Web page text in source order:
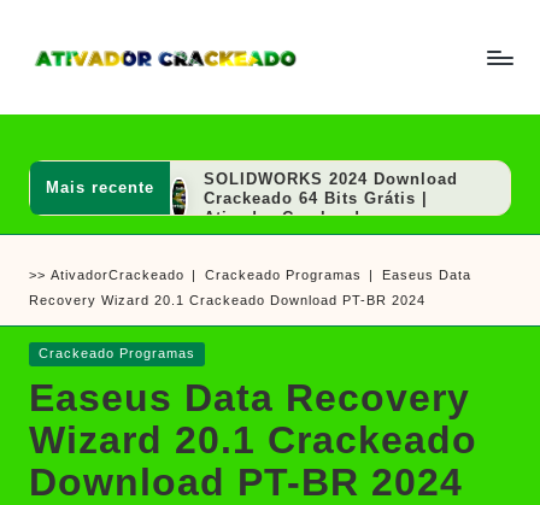
content
ti
a
d
r
e
r
a
k
e
a
d
o
completo
sobre
e
software
jogos
Mais recente
SOLIDWORKS 2024 Download
Crackeado 64 Bits Grátis |
Ativador Crackeado
AutoCAD 2020 Download
Grátis | Ativador Crackeado
MAGIX VEGAS Pro Crackeado
Download Português PT-BR
SOLIDWORKS 2020 Download
Crackeado 64 Bits Grátis |
Ativador Crackeado
Sony Vegas Pro Crackeado
Download Português PT-BR
PGWare SuperRam Download
Grátis + Licença/Serial |
Ativador Crackeado
>> AtivadorCrackeado | Crackeado Programas |
Easeus Data
Recovery Wizard 20.1 Crackeado Download PT-BR 2024
Posted
Crackeado Programas
Easeus Data Recovery
Wizard 20.1 Crackeado
Download PT-BR 2024